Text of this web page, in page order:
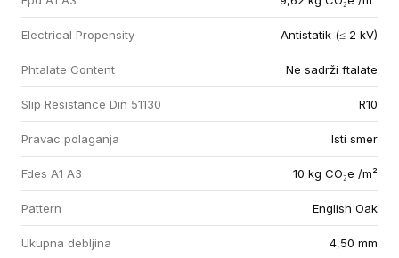
Electrical Propensity Antistatik (≤ 2 kV)
Phtalate Content Ne sadrži ftalate
Slip Resistance Din 51130 R10
Pravac polaganja Isti smer
Fdes A1 A3 10 kg CO₂e /m²
Pattern English Oak
Ukupna debljina 4,50 mm